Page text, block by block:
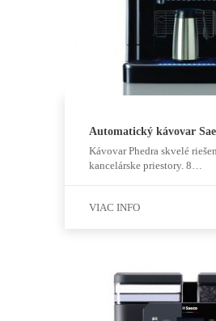
Automatický kávovar
Kávovar Phedra skvelé
kancelárske priestory. 8…
VIAC INFO